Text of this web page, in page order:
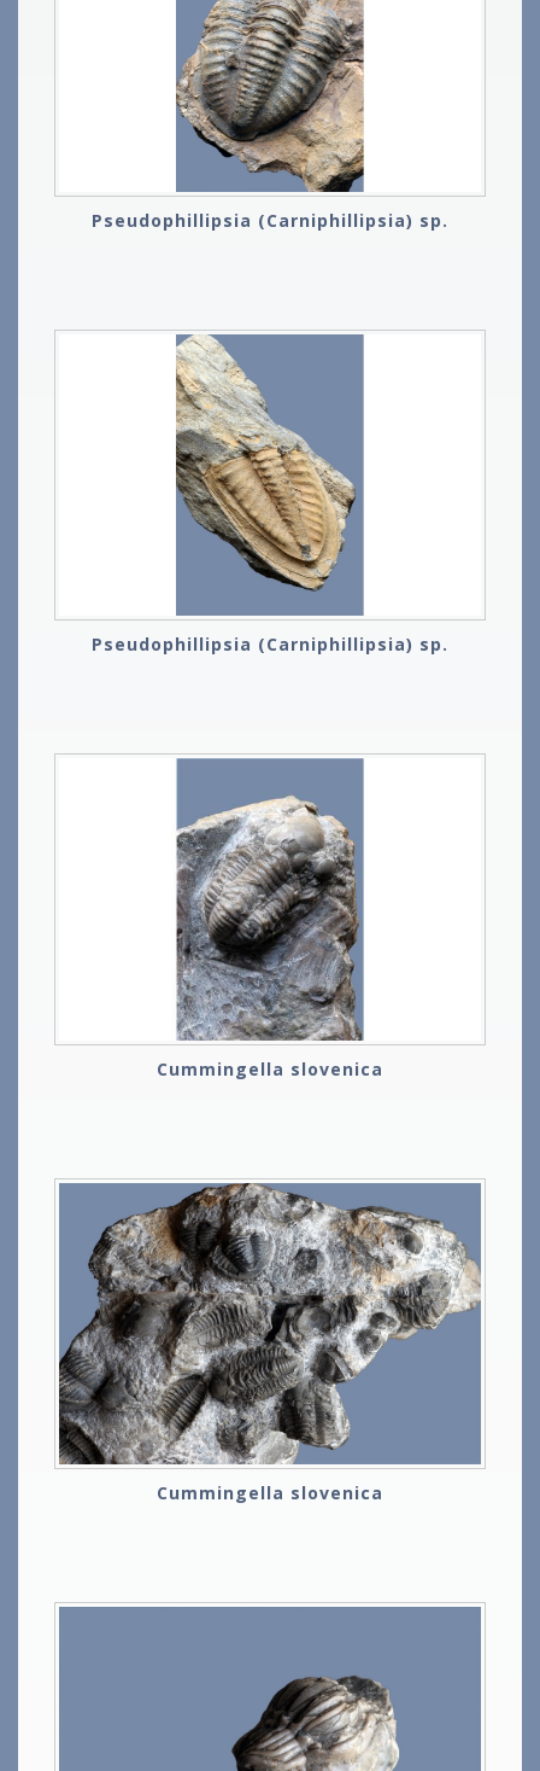
Pseudophillipsia (Carniphillipsia) sp.
Pseudophillipsia (Carniphillipsia) sp.
Cummingella slovenica
Cummingella slovenica